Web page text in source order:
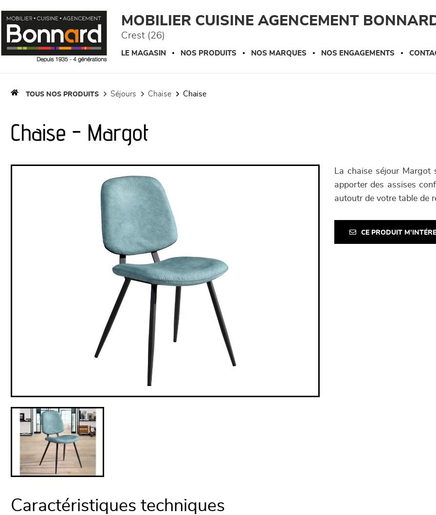
MOBILIER CUISINE AGENCEMENT
Crest (26)
LE MAGASIN NOS PRODUITS NOS MARQUES NOS ENGAGEMENTS
TOUS NOS PRODUITS séjours chaise chaise
Chaise - Margot
La chaise séjour Margot
apporter des assises
autoutr de votre table de
CE PRODUIT
Caractéristiques techniques